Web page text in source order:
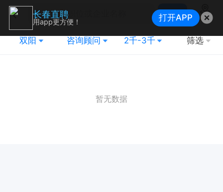
搜索
地图
双阳 咨询顾问 2千-3千 筛选
暂无数据
长春直聘
用app更方便！ 打开APP